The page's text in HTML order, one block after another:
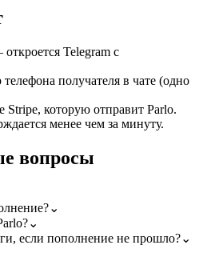
Telegram с
получателя в чате (одно
Stripe, которую отправит Parlo.
менее чем за минуту.
вопросы
⌄
⌄
если пополнение не прошло?⌄